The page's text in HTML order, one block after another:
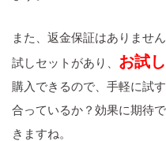
また、返金保証はありませ
試しセットがあり、 お試
購入できるので、手軽に試
合っているか？効果に期待
きますね。